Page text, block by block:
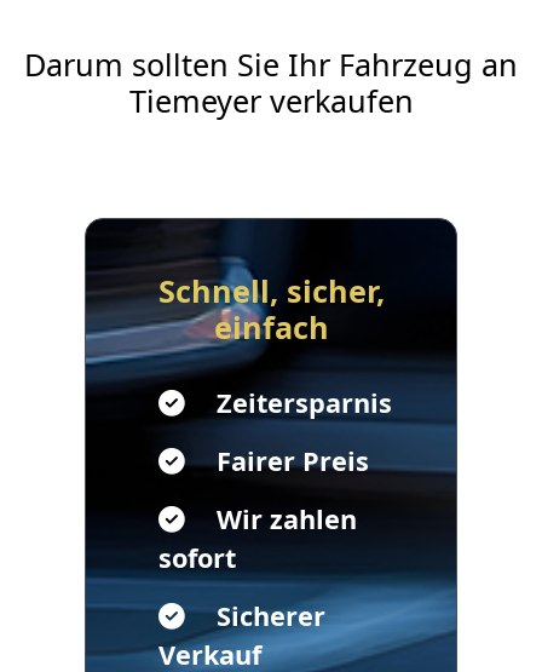
Darum sollten Sie Ihr Fahrzeug an
Tiemeyer verkaufen
Schnell, sicher,
einfach
Zeitersparnis
Fairer Preis
Wir zahlen
sofort
Sicherer
Verkauf